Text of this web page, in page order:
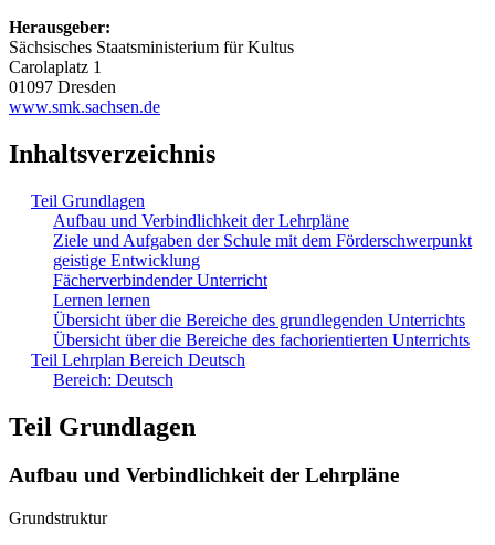
Herausgeber:
Sächsisches Staatsministerium für Kultus
Carolaplatz 1
01097 Dresden
www.smk.sachsen.de
Inhaltsverzeichnis
Teil Grundlagen
Aufbau und Verbindlichkeit der Lehrpläne
Ziele und Aufgaben der Schule mit dem Förderschwerpunkt
geistige Entwicklung
Fächerverbindender Unterricht
Lernen lernen
Übersicht über die Bereiche des grundlegenden Unterrichts
Übersicht über die Bereiche des fachorientierten Unterrichts
Teil Lehrplan Bereich Deutsch
Bereich: Deutsch
Teil Grundlagen
Aufbau und Verbindlichkeit der Lehrpläne
Grundstruktur